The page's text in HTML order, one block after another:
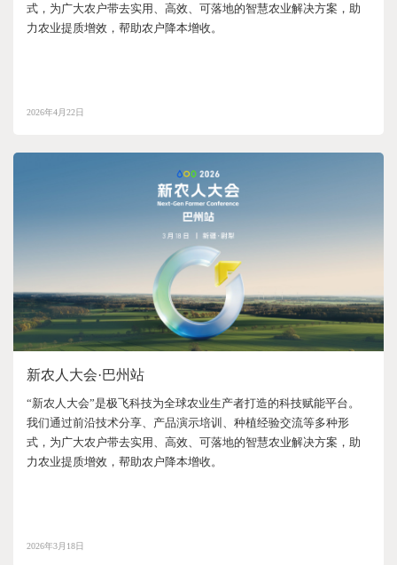
式，为广大农户带去实用、高效、可落地的智慧农业解决方案，助
力农业提质增效，帮助农户降本增收。
2026年4月22日
新农人大会·巴州站
“新农人大会”是极飞科技为全球农业生产者打造的科技赋能平台。
我们通过前沿技术分享、产品演示培训、种植经验交流等多种形
式，为广大农户带去实用、高效、可落地的智慧农业解决方案，助
力农业提质增效，帮助农户降本增收。
2026年3月18日